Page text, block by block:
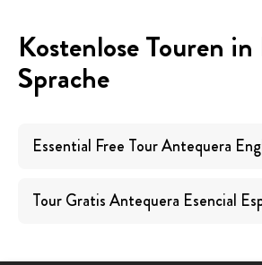
Kostenlose Touren
Sprache
Essential Free Tour Antequera
Tour Gratis Antequera Esencial